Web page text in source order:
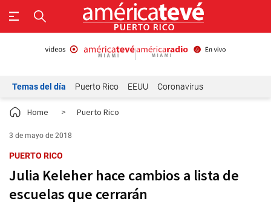
Temas del día Puerto Rico EEUU Coronavirus
Home > Puerto Rico
3 de mayo de 2018
PUERTO RICO
Julia Keleher hace cambios a lista de
escuelas que cerrarán